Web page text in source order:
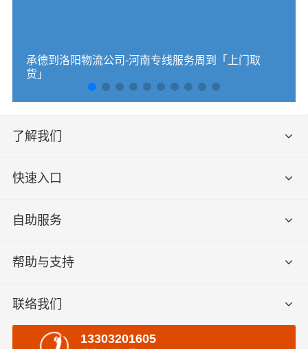
承德到洛阳物流公司-河南专线服务周到「上门取
货」
了解我们
快速入口
自助服务
帮助与支持
联络我们
13303201605